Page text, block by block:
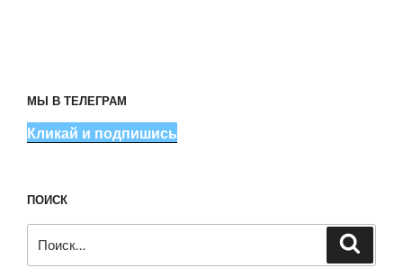
МЫ В ТЕЛЕГРАМ
Кликай и подпишись
ПОИСК